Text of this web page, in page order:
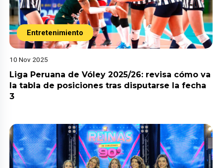
Entretenimiento
10 Nov 2025
Liga Peruana de Vóley 2025/26: revisa cómo va
la tabla de posiciones tras disputarse la fecha
3